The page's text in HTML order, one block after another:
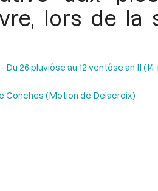
lors de la
Du 26 pluviôse au 12 ventôse an II
Conches (Motion de Delacroix)